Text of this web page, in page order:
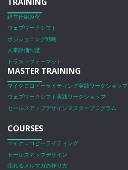
経営仕組み化
ウェブワークシフト
ポジショニング戦略
人事評価制度
トラストフォーマット
MASTER TRAINING
マイクロコピーライティング実践ワークショップ
ウェブワークシフト実践ワークショップ
セールスアップデザインマスタープログラム
COURSES
マイクロコピーライティング
セールスアップデザイン
売れるメルマガの作り方